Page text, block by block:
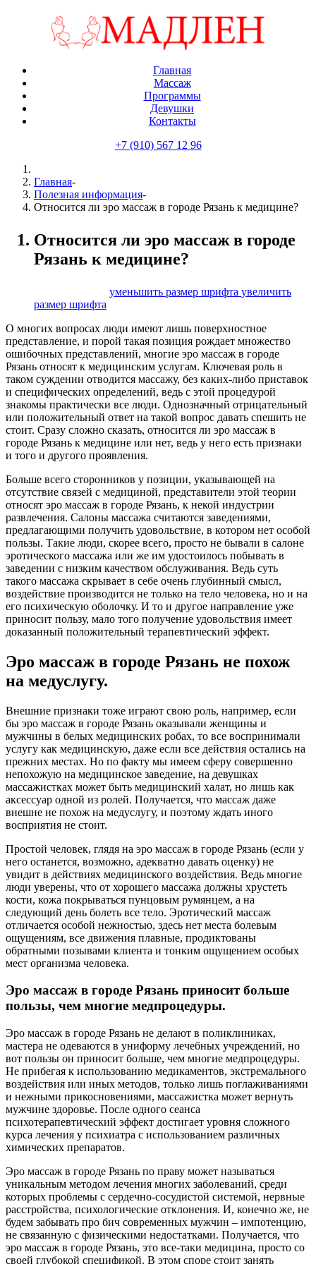
Главная
Массаж
Программы
Девушки
Контакты
+7 (910) 567 12 96
Главная-
Полезная информация-
Относится ли эро массаж в городе Рязань к медицине?
Относится ли эро массаж в городе
Рязань к медицине?
уменьшить размер шрифта увеличить
размер шрифта
О многих вопросах люди имеют лишь поверхностное
представление, и порой такая позиция рождает множество
ошибочных представлений, многие эро массаж в городе
Рязань относят к медицинским услугам. Ключевая роль в
таком суждении отводится массажу, без каких-либо приставок
и специфических определений, ведь с этой процедурой
знакомы практически все люди. Однозначный отрицательный
или положительный ответ на такой вопрос давать спешить не
стоит. Сразу сложно сказать, относится ли эро массаж в
городе Рязань к медицине или нет, ведь у него есть признаки
и того и другого проявления.
Больше всего сторонников у позиции, указывающей на
отсутствие связей с медициной, представители этой теории
относят эро массаж в городе Рязань, к некой индустрии
развлечения. Салоны массажа считаются заведениями,
предлагающими получить удовольствие, в котором нет особой
пользы. Такие люди, скорее всего, просто не бывали в салоне
эротического массажа или же им удостоилось побывать в
заведении с низким качеством обслуживания. Ведь суть
такого массажа скрывает в себе очень глубинный смысл,
воздействие производится не только на тело человека, но и на
его психическую оболочку. И то и другое направление уже
приносит пользу, мало того получение удовольствия имеет
доказанный положительный терапевтический эффект.
Эро массаж в городе Рязань не похож
на медуслугу.
Внешние признаки тоже играют свою роль, например, если
бы эро массаж в городе Рязань оказывали женщины и
мужчины в белых медицинских робах, то все воспринимали
услугу как медицинскую, даже если все действия остались на
прежних местах. Но по факту мы имеем сферу совершенно
непохожую на медицинское заведение, на девушках
массажистках может быть медицинский халат, но лишь как
аксессуар одной из ролей. Получается, что массаж даже
внешне не похож на медуслугу, и поэтому ждать иного
восприятия не стоит.
Простой человек, глядя на эро массаж в городе Рязань (если у
него останется, возможно, адекватно давать оценку) не
увидит в действиях медицинского воздействия. Ведь многие
люди уверены, что от хорошего массажа должны хрустеть
кости, кожа покрываться пунцовым румянцем, а на
следующий день болеть все тело. Эротический массаж
отличается особой нежностью, здесь нет места болевым
ощущениям, все движения плавные, продиктованы
обратными позывами клиента и тонким ощущением особых
мест организма человека.
Эро массаж в городе Рязань приносит больше
пользы, чем многие медпроцедуры.
Эро массаж в городе Рязань не делают в поликлиниках,
мастера не одеваются в униформу лечебных учреждений, но
вот пользы он приносит больше, чем многие медпроцедуры.
Не прибегая к использованию медикаментов, экстремального
воздействия или иных методов, только лишь поглаживаниями
и нежными прикосновениями, массажистка может вернуть
мужчине здоровье. После одного сеанса
психотерапевтический эффект достигает уровня сложного
курса лечения у психиатра с использованием различных
химических препаратов.
Эро массаж в городе Рязань по праву может называться
уникальным методом лечения многих заболеваний, среди
которых проблемы с сердечно-сосудистой системой, нервные
расстройства, психологические отклонения. И, конечно же, не
будем забывать про бич современных мужчин – импотенцию,
не связанную с физическими недостатками. Получается, что
эро массаж в городе Рязань, это все-таки медицина, просто со
своей глубокой спецификой. В этом споре стоит занять